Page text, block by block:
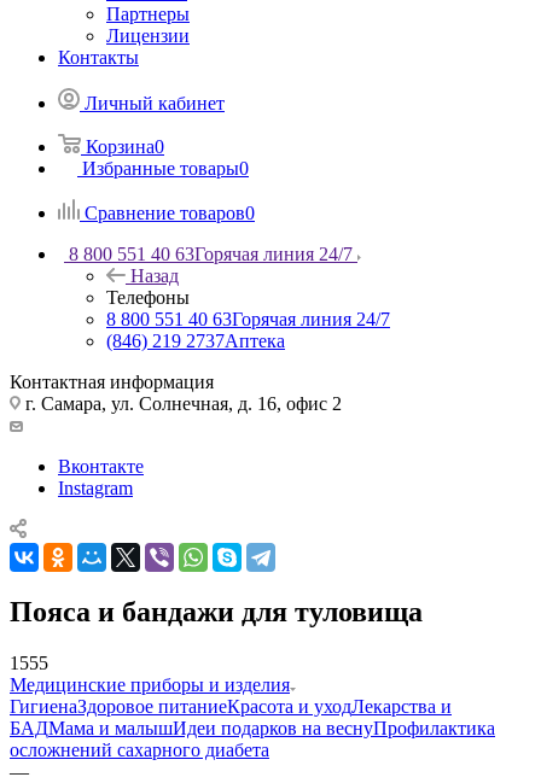
Партнеры
Лицензии
Контакты
Личный кабинет
Корзина0
Избранные товары0
Сравнение товаров0
8 800 551 40 63Горячая линия 24/7
Назад
Телефоны
8 800 551 40 63Горячая линия 24/7
(846) 219 2737Аптека
Контактная информация
г. Самара, ул. Солнечная, д. 16, офис 2
Вконтакте
Instagram
Пояса и бандажи для туловища
1555
Медицинские приборы и изделия
ГигиенаЗдоровое питаниеКрасота и уходЛекарства и
БАДМама и малышИдеи подарков на веснуПрофилактика
осложнений сахарного диабета
—